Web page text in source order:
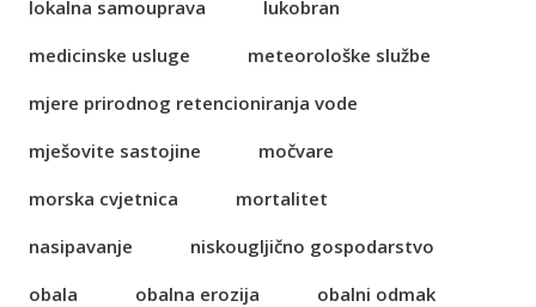
lokalna samouprava
lukobran
medicinske usluge
meteorološke službe
mjere prirodnog retencioniranja vode
mješovite sastojine
močvare
morska cvjetnica
mortalitet
nasipavanje
niskougljično gospodarstvo
obala
obalna erozija
obalni odmak